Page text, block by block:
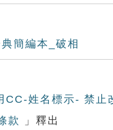
簡編本_破相
CC-姓名標示- 禁止
款
」釋出